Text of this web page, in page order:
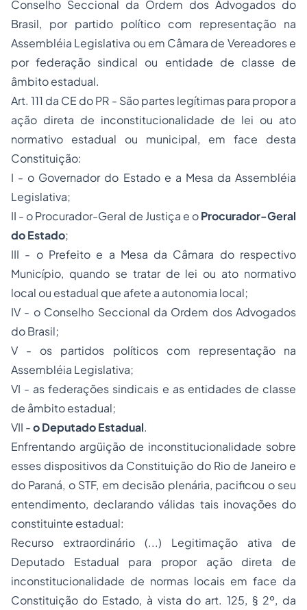
Conselho Seccional da Ordem dos Advogados do
Brasil, por partido político com representação na
Assembléia Legislativa ou em Câmara de Vereadores e
por federação sindical ou entidade de classe de
âmbito estadual.
Art. 111 da CE do PR - São partes legítimas para propor a
ação direta de inconstitucionalidade de lei ou ato
normativo estadual ou municipal, em face desta
Constituição:
I - o Governador do Estado e a Mesa da Assembléia
Legislativa;
II - o Procurador-Geral de Justiça e oProcurador-Geral
do Estado;
III - o Prefeito e a Mesa da Câmara do respectivo
Município, quando se tratar de lei ou ato normativo
local ou estadual que afete a autonomia local;
IV - o Conselho Seccional da Ordem dos Advogados
do Brasil;
V - os partidos políticos com representação na
Assembléia Legislativa;
VI - as federações sindicais e as entidades de classe
de âmbito estadual;
VII -o Deputado Estadual.
Enfrentando argüição de inconstitucionalidade sobre
esses dispositivos da Constituição do Rio de Janeiro e
do Paraná, o STF, em decisão plenária, pacificou o seu
entendimento, declarando válidas tais inovações do
constituinte estadual:
Recurso extraordinário (...) Legitimação ativa de
Deputado Estadual para propor ação direta de
inconstitucionalidade de normas locais em face da
Constituição do Estado, à vista do art. 125, § 2º, da